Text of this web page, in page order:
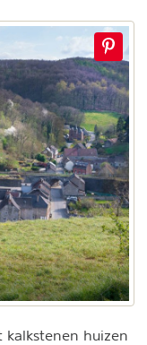
kalkstenen huizen